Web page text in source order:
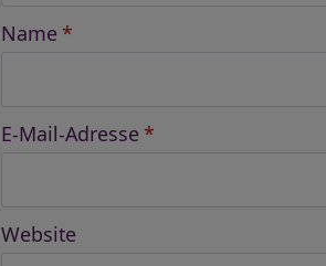
Name *
E-Mail-Adresse *
Website